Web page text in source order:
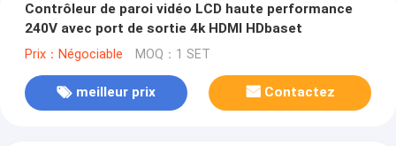
Contrôleur de paroi vidéo LCD haute performance
240V avec port de sortie 4k HDMI HDbaset
Prix：Négociable MOQ：1 SET
meilleur prix Contactez